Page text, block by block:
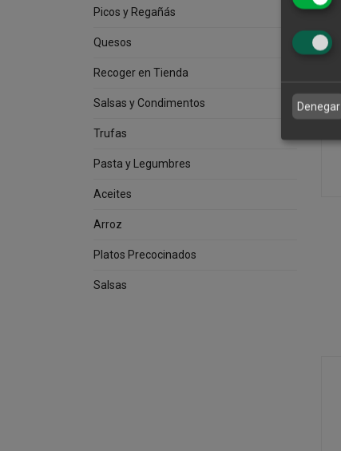
Picos y Regañás
Quesos
Recoger en Tienda
Salsas y Condimentos
Trufas
Pasta y Legumbres
Aceites
Arroz
Platos Precocinados
Salsas
Denegar